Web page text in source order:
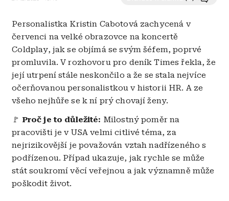
Personalistka Kristin Cabotová zachycená v
červenci na velké obrazovce na koncertě
Coldplay, jak se objímá se svým šéfem, poprvé
promluvila. V rozhovoru pro deník Times řekla, že
její utrpení stále neskončilo a že se stala nejvíce
očerňovanou personalistkou v historii HR. A ze
všeho nejhůře se k ní prý chovají ženy.
🚩 Proč je to důležité: Milostný poměr na
pracovišti je v USA velmi citlivé téma, za
nejrizikovější je považován vztah nadřízeného s
podřízenou. Případ ukazuje, jak rychle se může
stát soukromí věcí veřejnou a jak významně může
poškodit život.